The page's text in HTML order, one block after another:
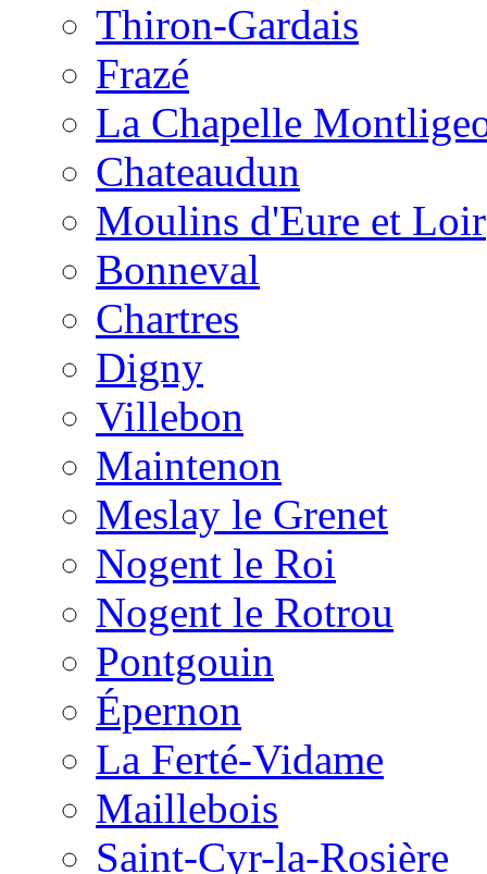
Thiron-Gardais
Frazé
La Chapelle
Chateaudun
Moulins d'Eure et Loir
Bonneval
Chartres
Digny
Villebon
Maintenon
Meslay le Grenet
Nogent le Roi
Nogent le Rotrou
Pontgouin
Épernon
La Ferté-Vidame
Maillebois
Saint-Cyr-la-Rosière